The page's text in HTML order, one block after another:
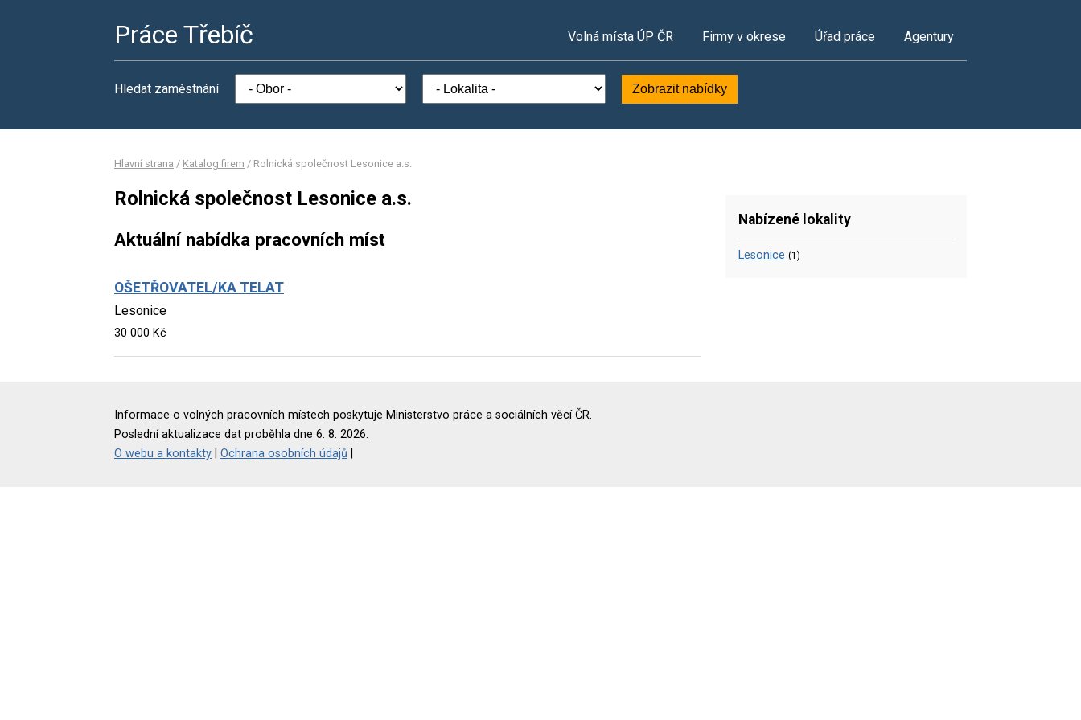
Práce Třebíč Volná místa ÚP ČR Firmy v okrese Úřad práce Agentury
Hledat zaměstnání Zobrazit nabídky
Hlavní strana / Katalog firem / Rolnická společnost Lesonice a.s.
Rolnická společnost Lesonice a.s.
Aktuální nabídka pracovních míst
OŠETŘOVATEL/KA TELAT
Lesonice
30 000 Kč
Nabízené lokality
Lesonice (1)
Informace o volných pracovních místech poskytuje Ministerstvo práce a sociálních věcí ČR.
Poslední aktualizace dat proběhla dne 6. 8. 2026.
O webu a kontakty
Ochrana osobních údajů